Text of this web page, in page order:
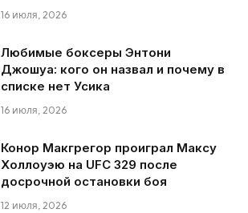
16 июля, 2026
Любимые боксеры Энтони
Джошуа: кого он назвал и почему в
списке нет Усика
16 июля, 2026
Конор Макгрегор проиграл Максу
Холлоуэю на UFC 329 после
досрочной остановки боя
12 июля, 2026